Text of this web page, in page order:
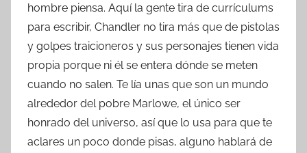
hombre piensa. Aquí la gente tira de currículums
para escribir, Chandler no tira más que de pistolas
y golpes traicioneros y sus personajes tienen vida
propia porque ni él se entera dónde se meten
cuando no salen. Te lía unas que son un mundo
alrededor del pobre Marlowe, el único ser
honrado del universo, así que lo usa para que te
aclares un poco donde pisas, alguno hablará de